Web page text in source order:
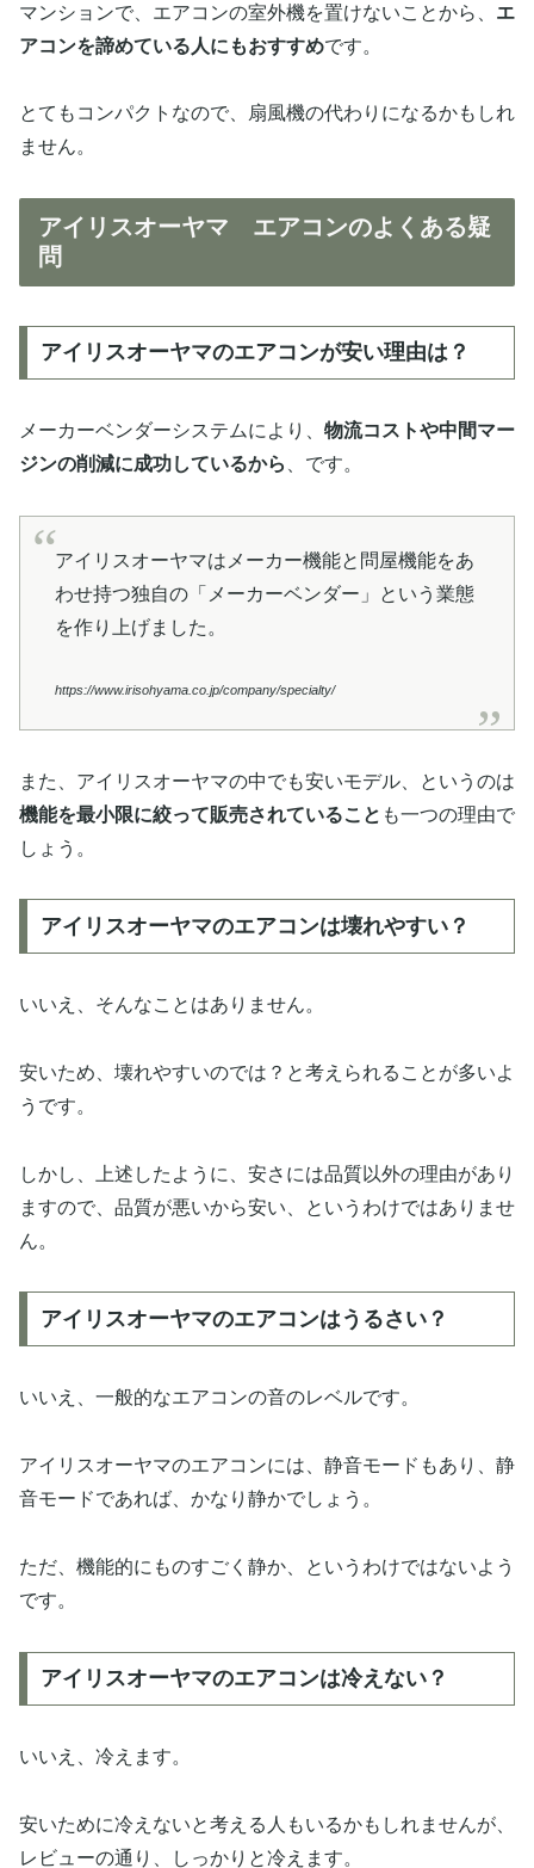
マンションで、エアコンの室外機を置けないことから、 エ
アコンを諦めている人にもおすすめです。
とてもコンパクトなので、扇風機の代わりになるかもしれ
ません。
アイリスオーヤマ エアコンのよくある疑
問
アイリスオーヤマのエアコンが安い理由は？
メーカーベンダーシステムにより、 物流コストや中間マー
ジンの削減に成功しているから
、です。
アイリスオーヤマはメーカー機能と問屋機能をあ
わせ持つ独自の「メーカーベンダー」という業態
を作り上げました。
https://www.irisohyama.co.jp/company/specialty/
また、アイリスオーヤマの中でも安いモデル、というのは
機能を最小限に絞って販売されていること も一つの理由で
しょう。
アイリスオーヤマのエアコンは壊れやすい？
いいえ、そんなことはありません。
安いため、壊れやすいのでは？と考えられることが多いよ
うです。
しかし、上述したように、安さには品質以外の理由があり
ますので、品質が悪いから安い、というわけではありませ
ん。
アイリスオーヤマのエアコンはうるさい？
いいえ、一般的なエアコンの音のレベルです。
アイリスオーヤマのエアコンには、静音モードもあり、静
音モードであれば、かなり静かでしょう。
ただ、機能的にものすごく静か、というわけではないよう
です。
アイリスオーヤマのエアコンは冷えない？
いいえ、冷えます。
安いために冷えないと考える人もいるかもしれませんが、
レビューの通り、しっかりと冷えます。